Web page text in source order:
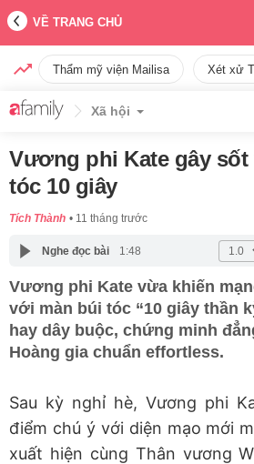
VỀ TRANG CHỦ
Thẩm mỹ viện Mailisa Xét xử
Xã hội
Vương phi Kate gây
tóc 10 giây
Tích Thành 11 tháng trước
Nghe đọc bài 1:48
Vương phi Kate vừa khiến
với màn búi tóc “10 giây thần
hay dây buộc, chứng minh
Hoàng gia chuẩn effortless.
Sau kỳ nghỉ hè, Vương phi
điểm chú ý với diện mạo mới
xuất hiện cùng Thân vương